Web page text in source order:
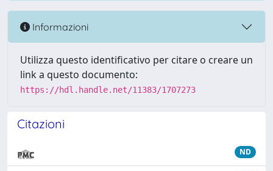
Informazioni
Utilizza questo identificativo per citare o creare un
link a questo documento:
https://hdl.handle.net/11383/1707273
Citazioni
ND